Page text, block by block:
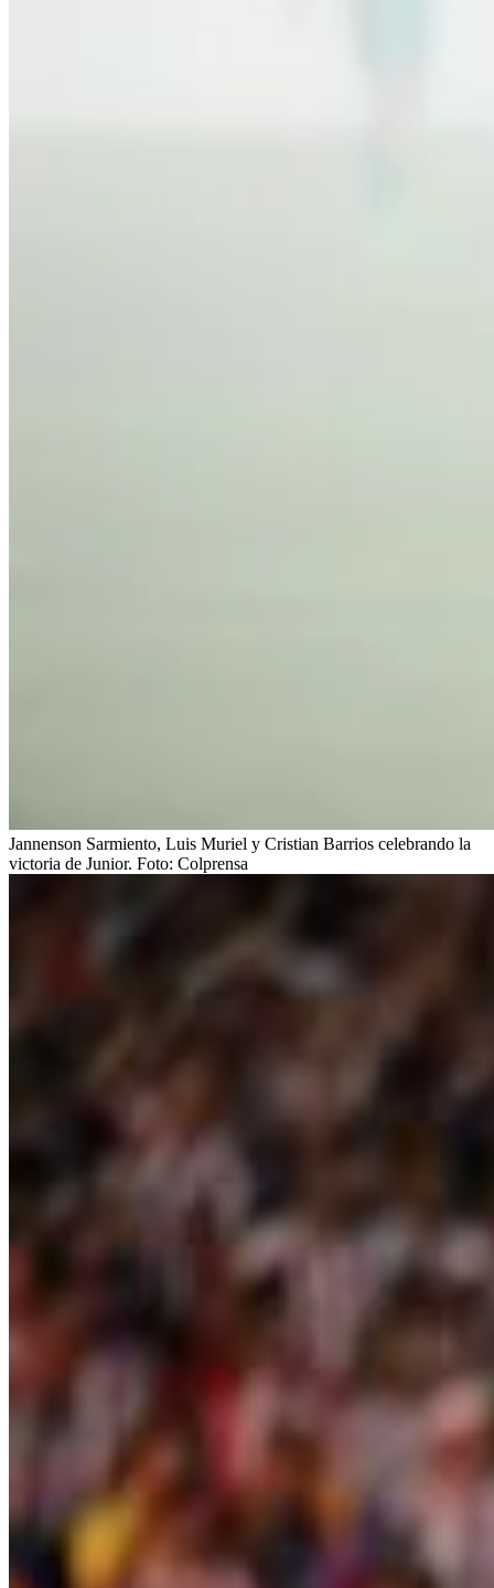
Jannenson Sarmiento, Luis Muriel y Cristian Barrios celebrando la
victoria de Junior. Foto: Colprensa